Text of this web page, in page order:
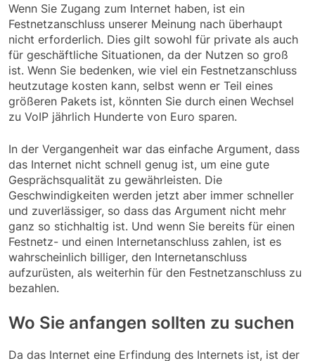
Wenn Sie Zugang zum Internet haben, ist ein
Festnetzanschluss unserer Meinung nach überhaupt
nicht erforderlich. Dies gilt sowohl für private als auch
für geschäftliche Situationen, da der Nutzen so groß
ist. Wenn Sie bedenken, wie viel ein Festnetzanschluss
heutzutage kosten kann, selbst wenn er Teil eines
größeren Pakets ist, könnten Sie durch einen Wechsel
zu VoIP jährlich Hunderte von Euro sparen.
In der Vergangenheit war das einfache Argument, dass
das Internet nicht schnell genug ist, um eine gute
Gesprächsqualität zu gewährleisten. Die
Geschwindigkeiten werden jetzt aber immer schneller
und zuverlässiger, so dass das Argument nicht mehr
ganz so stichhaltig ist. Und wenn Sie bereits für einen
Festnetz- und einen Internetanschluss zahlen, ist es
wahrscheinlich billiger, den Internetanschluss
aufzurüsten, als weiterhin für den Festnetzanschluss zu
bezahlen.
Wo Sie anfangen sollten zu suchen
Da das Internet eine Erfindung des Internets ist, ist der